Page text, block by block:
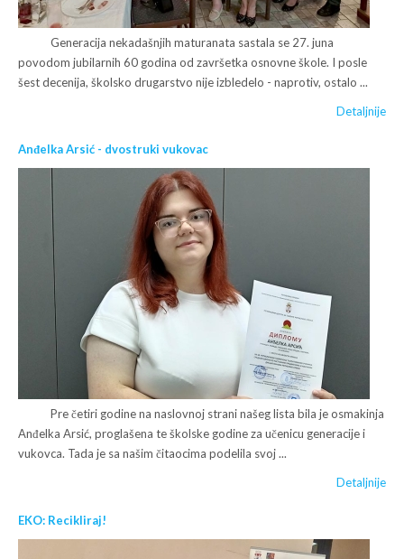
Generacija nekadašnjih maturanata sastala se 27. juna
povodom jubilarnih 60 godina od završetka osnovne škole. I posle
šest decenija, školsko drugarstvo nije izbledelo - naprotiv, ostalo ...
Detaljnije
Anđelka Arsić - dvostruki vukovac
Pre četiri godine na naslovnoj strani našeg lista bila je osmakinja
Anđelka Arsić, proglašena te školske godine za učenicu generacije i
vukovca. Tada je sa našim čitaocima podelila svoj ...
Detaljnije
EKO: Recikliraj!